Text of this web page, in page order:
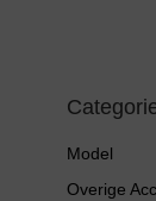
Model
Overige